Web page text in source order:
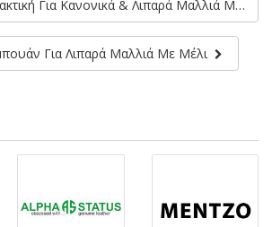
Για Κανονικά & Λιπαρά Μαλλιά Με Αλόη
Για Λιπαρά Μαλλιά Με Μέλι